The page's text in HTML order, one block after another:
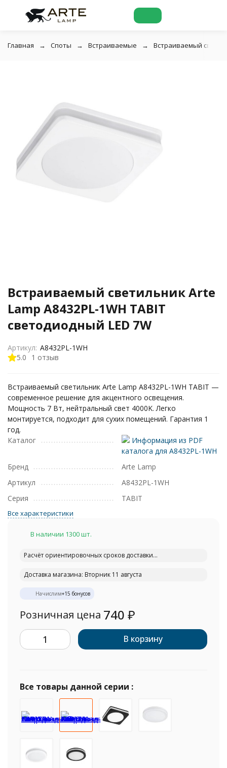
Главная Споты Встраиваемые Встраиваемый
Встраиваемый светильник Arte
Lamp A8432PL-1WH TABIT
светодиодный LED 7W
5.0 1 отзыв
Артикул: A8432PL-1WH
Встраиваемый светильник Arte Lamp A8432PL-1WH TABIT —
современное решение для акцентного освещения.
Мощность 7 Вт, нейтральный свет 4000K. Легко
монтируется, подходит для сухих помещений. Гарантия 1
год.
Каталог
Информация из PDF
каталога для A8432PL-1WH
Бренд
Arte Lamp
Артикул
A8432PL-1WH
Серия
TABIT
Все характеристики
В наличии 1300 шт.
Расчёт ориентировочных сроков доставки...
Доставка магазина: Вторник 11 августа
Начислим+15 бонусов
Розничная цена 740 ₽
В корзину
Все товары данной серии :